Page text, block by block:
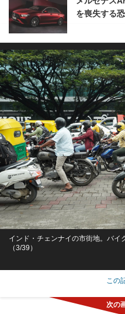
を喪失する
インド・チェンナイの市街地。バイ
（3/39）
この